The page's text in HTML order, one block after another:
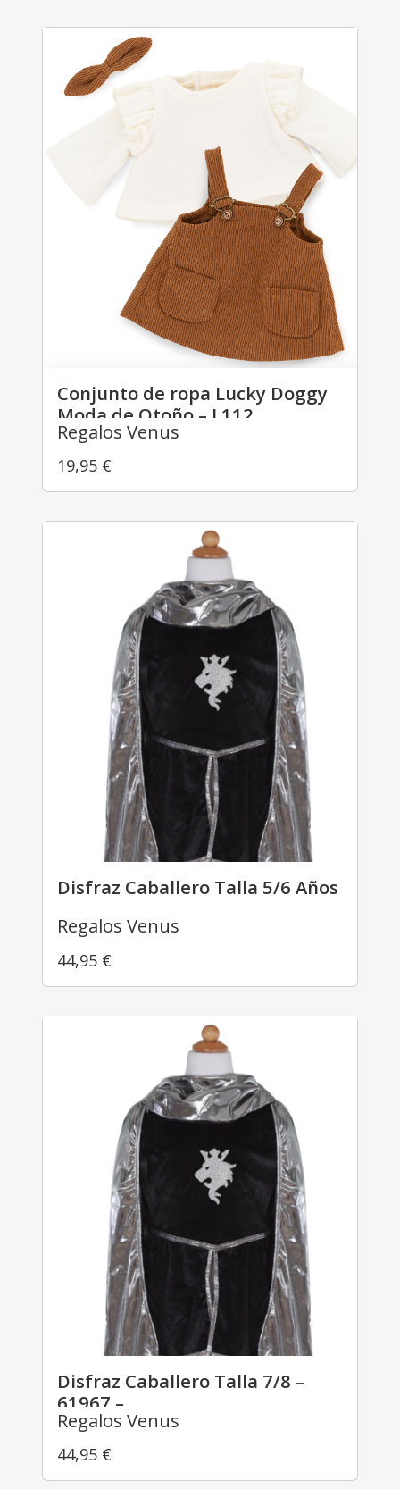
Conjunto de ropa Lucky Doggy
Moda de Otoño – L112
Regalos Venus
19,95 €
Disfraz Caballero Talla 5/6 Años
Regalos Venus
44,95 €
Disfraz Caballero Talla 7/8 –
61967 –
Regalos Venus
44,95 €